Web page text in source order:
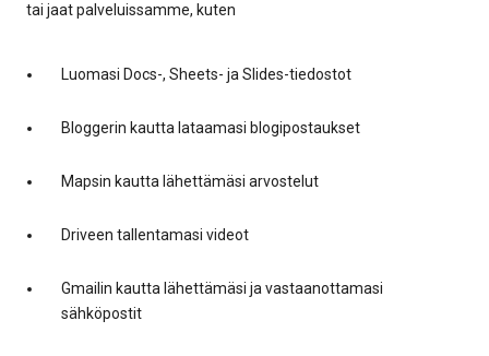
tai jaat palveluissamme, kuten
Luomasi Docs-, Sheets- ja Slides-tiedostot
Bloggerin kautta lataamasi blogipostaukset
Mapsin kautta lähettämäsi arvostelut
Driveen tallentamasi videot
Gmailin kautta lähettämäsi ja vastaanottamasi
sähköpostit